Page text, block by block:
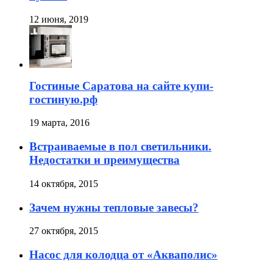
12 июня, 2019
Гостиные Саратова на сайте купи-
гостиную.рф
19 марта, 2016
Встраиваемые в пол светильники.
Недостатки и преимущества
14 октября, 2015
Зачем нужны тепловые завесы?
27 октября, 2015
Насос для колодца от «Акваполис»